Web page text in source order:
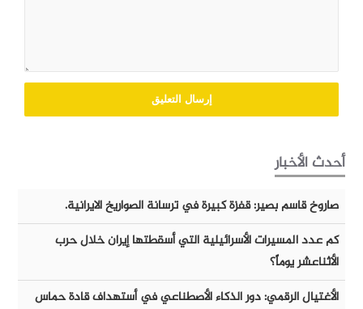
أحدث الأخبار
صاروخ قاسم بصير: قفزة كبيرة في ترسانة الصواريخ الايرانية.
كم عدد المسيرات الأسرائيلية التي أسقطتها إيران خلال حرب
الأثناعشر يوماً؟
الأغتيال الرقمي: دور الذكاء الأصطناعي في أستهداف قادة حماس